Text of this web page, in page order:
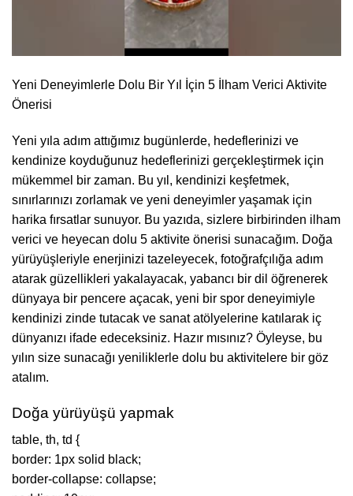
Yeni Deneyimlerle Dolu Bir Yıl İçin 5 İlham Verici Aktivite
Önerisi
Yeni yıla adım attığımız bugünlerde, hedeflerinizi ve
kendinize koyduğunuz hedeflerinizi gerçekleştirmek için
mükemmel bir zaman. Bu yıl, kendinizi keşfetmek,
sınırlarınızı zorlamak ve yeni deneyimler yaşamak için
harika fırsatlar sunuyor. Bu yazıda, sizlere birbirinden ilham
verici ve heyecan dolu 5 aktivite önerisi sunacağım. Doğa
yürüyüşleriyle enerjinizi tazeleyecek, fotoğrafçılığa adım
atarak güzellikleri yakalayacak, yabancı bir dil öğrenerek
dünyaya bir pencere açacak, yeni bir spor deneyimiyle
kendinizi zinde tutacak ve sanat atölyelerine katılarak iç
dünyanızı ifade edeceksiniz. Hazır mısınız? Öyleyse, bu
yılın size sunacağı yeniliklerle dolu bu aktivitelere bir göz
atalım.
Doğa yürüyüşü yapmak
table, th, td {
border: 1px solid black;
border-collapse: collapse;